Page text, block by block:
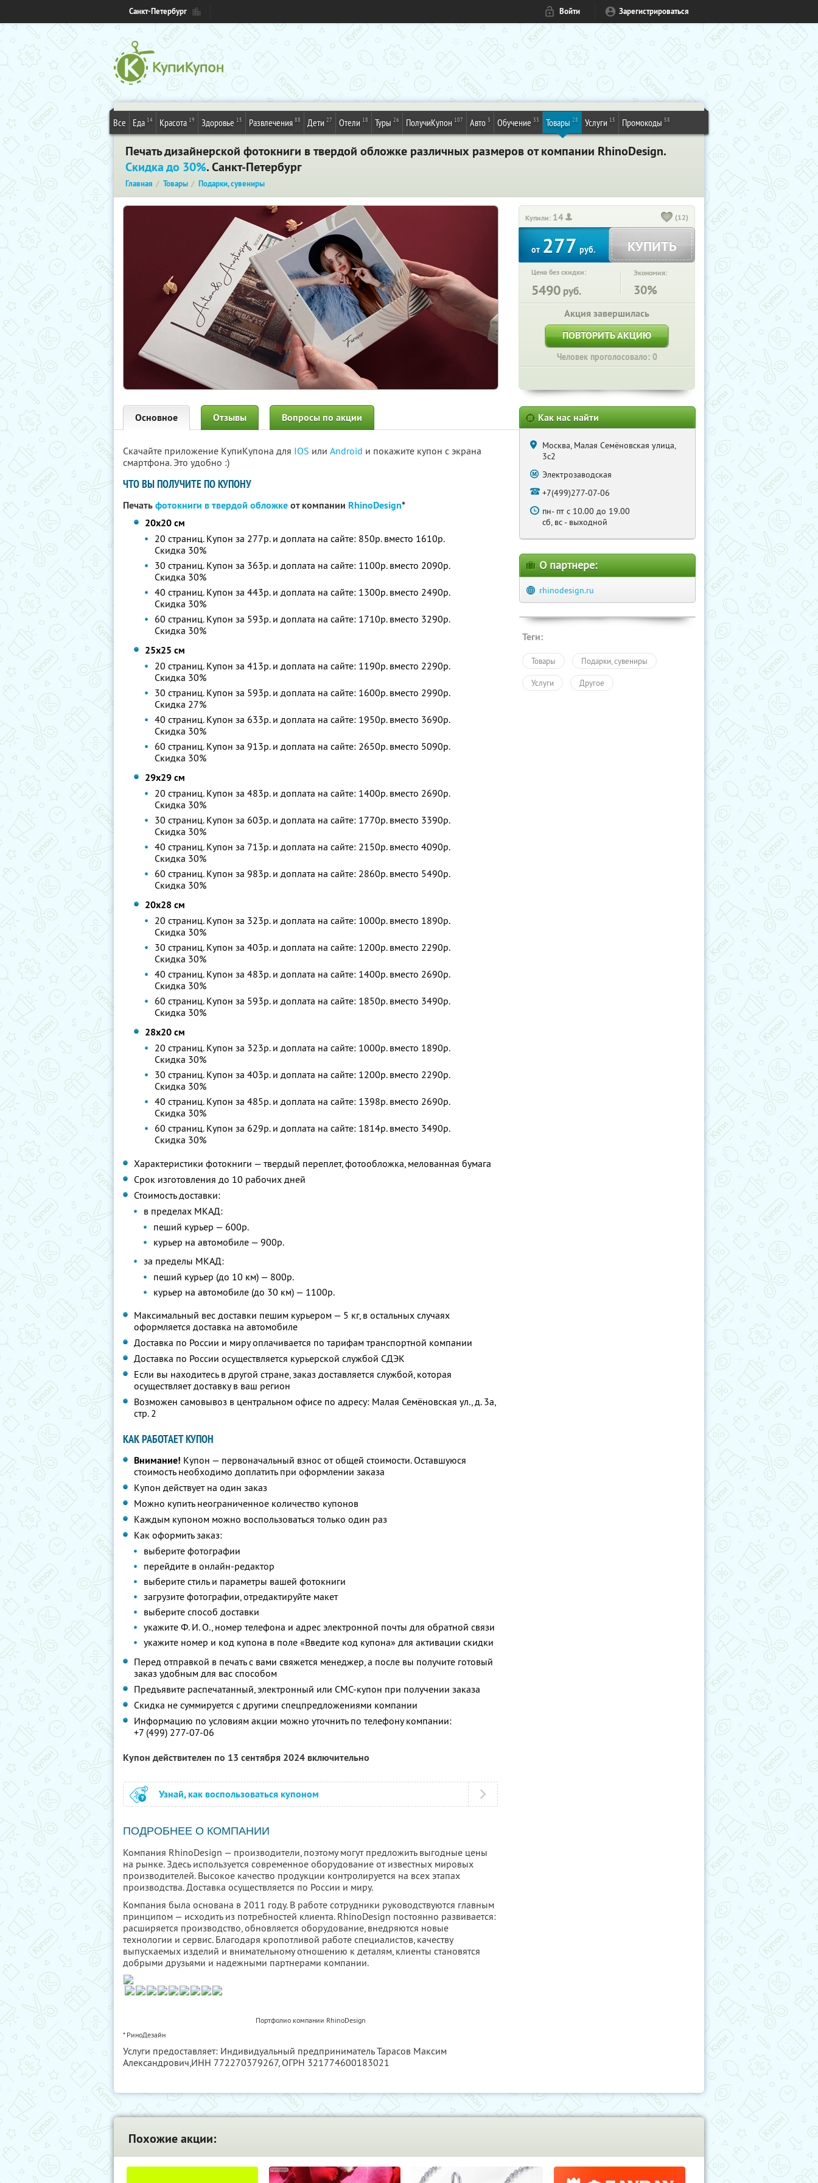
Санкт-Петербург Войти Зарегистрироваться
Все Еда 14 Красота 19 Здоровье 15 Развлечения 88 Дети 27 Отели 18 Туры 26 ПолучиКупон 107 Авто 3 Обучение 33 Товары 28 Услуги 15 Промокоды 58
Печать дизайнерской фотокниги в твердой обложке различных размеров от компании RhinoDesign.
Скидка до 30%. Санкт-Петербург
Главная Товары Подарки, сувениры
Купили: 14 (12)
от277руб. КУПИТЬ
Цена без скидки:
5490 руб.
Экономия:
30%
Акция завершилась
ПОВТОРИТЬ АКЦИЮ
Человек проголосовало: 0
Основное Отзывы Вопросы по акции
Скачайте приложение КупиКупона для IOS или Android и покажите купон с экрана
смартфона. Это удобно :)
ЧТО ВЫ ПОЛУЧИТЕ ПО КУПОНУ
Печатьфотокниги в твердой обложкеот компании RhinoDesign*
20х20 см
20 страниц. Купон за 277р. и доплата на сайте: 850р. вместо 1610р.
Скидка 30%
30 страниц. Купон за 363р. и доплата на сайте: 1100р. вместо 2090р.
Скидка 30%
40 страниц. Купон за 443р. и доплата на сайте: 1300р. вместо 2490р.
Скидка 30%
60 страниц. Купон за 593р. и доплата на сайте: 1710р. вместо 3290р.
Скидка 30%
25х25 см
20 страниц. Купон за 413р. и доплата на сайте: 1190р. вместо 2290р.
Скидка 30%
30 страниц. Купон за 593р. и доплата на сайте: 1600р. вместо 2990р.
Скидка 27%
40 страниц. Купон за 633р. и доплата на сайте: 1950р. вместо 3690р.
Скидка 30%
60 страниц. Купон за 913р. и доплата на сайте: 2650р. вместо 5090р.
Скидка 30%
29х29 см
20 страниц. Купон за 483р. и доплата на сайте: 1400р. вместо 2690р.
Скидка 30%
30 страниц. Купон за 603р. и доплата на сайте: 1770р. вместо 3390р.
Скидка 30%
40 страниц. Купон за 713р. и доплата на сайте: 2150р. вместо 4090р.
Скидка 30%
60 страниц. Купон за 983р. и доплата на сайте: 2860р. вместо 5490р.
Скидка 30%
20х28 см
20 страниц. Купон за 323р. и доплата на сайте: 1000р. вместо 1890р.
Скидка 30%
30 страниц. Купон за 403р. и доплата на сайте: 1200р. вместо 2290р.
Скидка 30%
40 страниц. Купон за 483р. и доплата на сайте: 1400р. вместо 2690р.
Скидка 30%
60 страниц. Купон за 593р. и доплата на сайте: 1850р. вместо 3490р.
Скидка 30%
28х20 см
20 страниц. Купон за 323р. и доплата на сайте: 1000р. вместо 1890р.
Скидка 30%
30 страниц. Купон за 403р. и доплата на сайте: 1200р. вместо 2290р.
Скидка 30%
40 страниц. Купон за 485р. и доплата на сайте: 1398р. вместо 2690р.
Скидка 30%
60 страниц. Купон за 629р. и доплата на сайте: 1814р. вместо 3490р.
Скидка 30%
Характеристики фотокниги — твердый переплет, фотообложка, мелованная бумага
Срок изготовления до 10 рабочих дней
Стоимость доставки:
в пределах МКАД:
пеший курьер — 600р.
курьер на автомобиле — 900р.
за пределы МКАД:
пеший курьер (до 10 км) — 800р.
курьер на автомобиле (до 30 км) — 1100р.
Максимальный вес доставки пешим курьером — 5 кг, в остальных случаях
оформляется доставка на автомобиле
Доставка по России и миру оплачивается по тарифам транспортной компании
Доставка по России осуществляется курьерской службой СДЭК
Если вы находитесь в другой стране, заказ доставляется службой, которая
осуществляет доставку в ваш регион
Возможен самовывоз в центральном офисе по адресу: Малая Семёновская ул., д. 3а,
стр. 2
КАК РАБОТАЕТ КУПОН
Внимание! Купон — первоначальный взнос от общей стоимости. Оставшуюся
стоимость необходимо доплатить при оформлении заказа
Купон действует на один заказ
Можно купить неограниченное количество купонов
Каждым купоном можно воспользоваться только один раз
Как оформить заказ:
выберите фотографии
перейдите в онлайн-редактор
выберите стиль и параметры вашей фотокниги
загрузите фотографии, отредактируйте макет
выберите способ доставки
укажите Ф. И. О.,номер телефона и адрес электронной почты для обратной связи
укажите номер и код купона в поле «Введите код купона» для активации скидки
Перед отправкой в печать с вами свяжется менеджер, а после вы получите готовый
заказ удобным для вас способом
Предъявите распечатанный, электронный или СМС-купон при получении заказа
Скидка не суммируется с другими спецпредложениями компании
Информацию по условиям акции можно уточнить по телефону компании:
+7 (499) 277-07-06
Купон действителен по 13 сентября 2024 включительно
Узнай, как воспользоваться купоном
ПОДРОБНЕЕ О КОМПАНИИ
Компания RhinoDesign — производители, поэтому могут предложить выгодные цены
на рынке. Здесь используется современное оборудование от известных мировых
производителей. Высокое качество продукции контролируется на всех этапах
производства. Доставка осуществляется по России и миру.
Компания была основана в 2011 году. В работе сотрудники руководствуются главным
принципом — исходить из потребностей клиента. RhinoDesign постоянно развивается:
расширяется производство, обновляется оборудование, внедряются новые
технологии и сервис. Благодаря кропотливой работе специалистов, качеству
выпускаемых изделий и внимательному отношению к деталям, клиенты становятся
добрыми друзьями и надежными партнерами компании.
Портфолио компании RhinoDesign
* РиноДезайн
Услуги предоставляет: Индивидуальный предприниматель Тарасов Максим
Александрович,ИНН 772270379267, ОГРН 321774600183021
Как нас найти
Москва, Малая Семёновская улица,
3с2
Электрозаводская
+7(499)277-07-06
пн- пт с 10.00 до 19.00
сб, вс - выходной
О партнере:
rhinodesign.ru
Теги:
Товары Подарки, сувениры
Услуги Другое
Похожие акции: